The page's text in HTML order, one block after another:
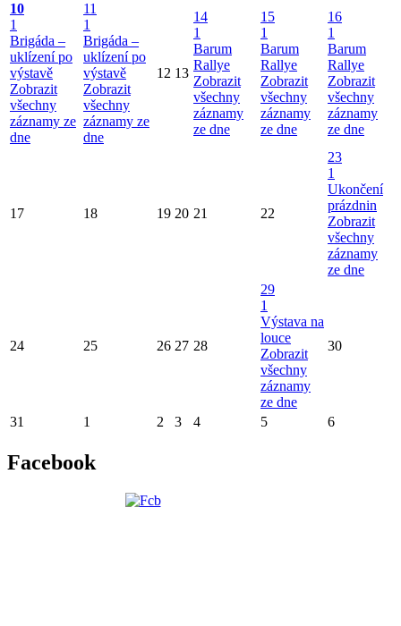
10
1
Brigáda –
uklízení po
výstavě
Zobrazit
všechny
záznamy ze
dne
11
1
Brigáda –
uklízení po
výstavě
Zobrazit
všechny
záznamy ze
dne
12 13
14
1
Barum
Rallye
Zobrazit
všechny
záznamy
ze dne
15
1
Barum
Rallye
Zobrazit
všechny
záznamy
ze dne
16
1
Barum
Rallye
Zobrazit
všechny
záznamy
ze dne
17 18 19 20 21 22
23
1
Ukončení
prázdnin
Zobrazit
všechny
záznamy
ze dne
24 25 26 27 28
29
1
Výstava na
louce
Zobrazit
všechny
záznamy
ze dne
30
31 1 2 3 4 5 6
Facebook